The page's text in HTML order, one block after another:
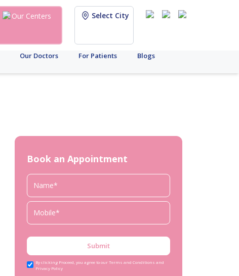
Our Centers Select City
Our Doctors For Patients Blogs
Book an Appointment
Submit
By clicking Proceed, you agree to our Terms and Conditions and
Privacy Policy